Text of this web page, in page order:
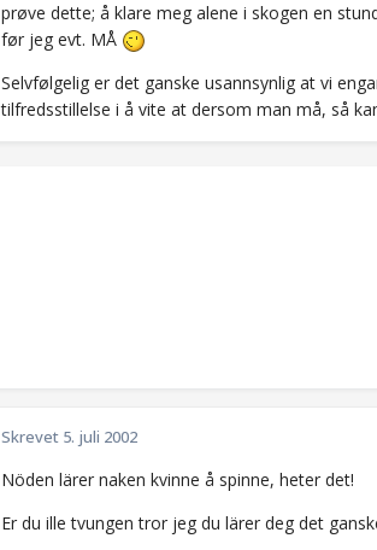
prøve dette; å klare meg alene i skogen en
før jeg evt. MÅ
Selvfølgelig er det ganske usannsynlig at vi
tilfredsstillelse i å vite at dersom man må, så
Skrevet 5. juli 2002
Nöden lärer naken kvinne å spinne, heter det!
Er du ille tvungen tror jeg du lärer deg det